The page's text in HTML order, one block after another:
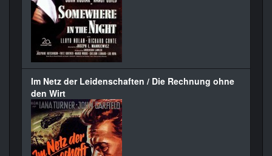
Im Netz der Leidenschaften / Die Rechnung ohne
den Wirt